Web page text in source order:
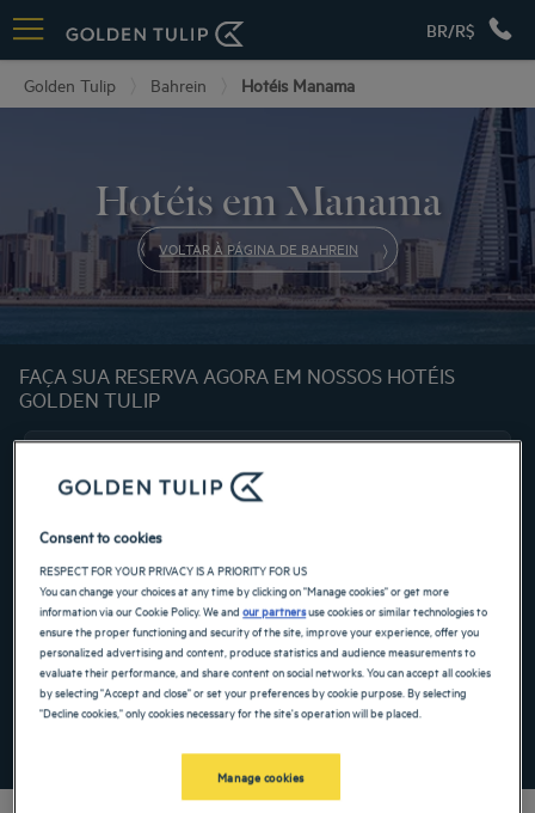
BR/R$
Golden Tulip Bahrein Hotéis Manama
Hotéis em Manama
VOLTAR À PÁGINA DE BAHREIN
FAÇA SUA RESERVA AGORA EM NOSSOS HOTÉIS
GOLDEN TULIP
Navigate forward to interact with the calendar and select a date. Press the
Navigate backward to interact with the
Adicionar código especial
Consent to cookies
RESPECT FOR YOUR PRIVACY IS A PRIORITY FOR US
You can change your choices at any time by clicking on "Manage cookies" or get more
information via our Cookie Policy. We andour partnersuse cookies or similar technologies to
ensure the proper functioning and security of the site, improve your experience, offer you
personalized advertising and content, produce statistics and audience measurements to
evaluate their performance, and share content on social networks. You can accept all cookies
by selecting "Accept and close" or set your preferences by cookie purpose. By selecting
"Decline cookies," only cookies necessary for the site's operation will be placed.
Manage cookies